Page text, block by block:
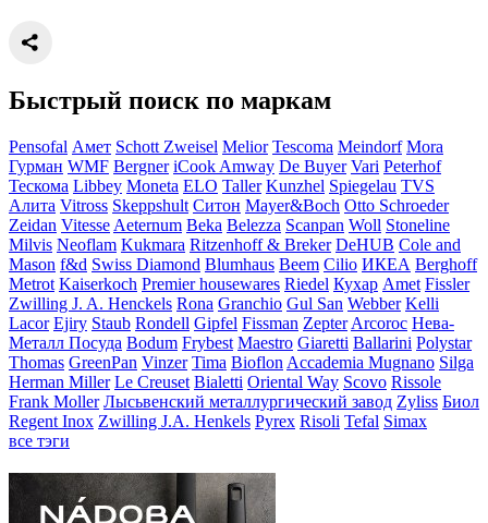
Быстрый поиск по маркам
Pensofal Амет Schott Zweisel Melior Tescoma Meindorf Mora
Гурман WMF Bergner iCook Amway De Buyer Vari Peterhof
Тескома Libbey Moneta ELO Taller Kunzhel Spiegelau TVS
Алита Vitross Skeppshult Ситон Mayer&Boch Otto Schroeder
Zeidan Vitesse Aeternum Beka Belezza Scanpan Woll Stoneline
Milvis Neoflam Kukmara Ritzenhoff & Breker DeHUB Cole and
Mason f&d Swiss Diamond Blumhaus Beem Cilio ИКЕА Berghoff
Metrot Kaiserkoch Premier housewares Riedel Кухар Amet Fissler
Zwilling J. A. Henckels Rona Granchio Gul San Webber Kelli
Lacor Ejiry Staub Rondell Gipfel Fissman Zepter Arcoroc Нева-
Металл Посуда Bodum Frybest Maestro Giaretti Ballarini Polystar
Thomas GreenPan Vinzer Tima Bioflon Accademia Mugnano Silga
Herman Miller Le Creuset Bialetti Oriental Way Scovo Rissole
Frank Moller Лысьвенский металлургический завод Zyliss Биол
Regent Inox Zwilling J.A. Henkels Pyrex Risoli Tefal Simax
все тэги